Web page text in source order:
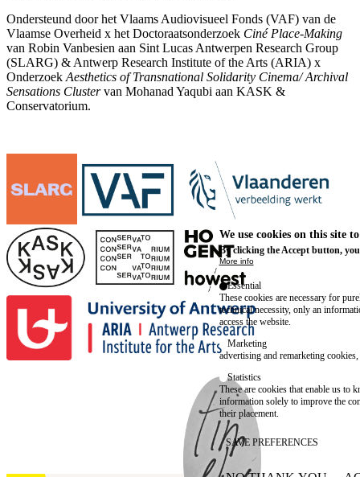
Ondersteund door het Vlaams Audiovisueel Fonds (VAF) van de
Vlaamse Overheid x het Doctoraatsonderzoek Ciné Place-Making
van Robin Vanbesien aan Sint Lucas Antwerpen Research Group
(SLARG) & Antwerp Research Institute of the Arts (ARIA) x
OnderzoekAesthetics of Transnational Solidarity Cinema/ Archival
Sensations Clustervan Mohanad Yaqubi aan KASK &
Conservatorium.
We use cookies on this site
By clicking the Accept button,
More info
Essential
These cookies are necessary for
technical necessity, only an
access the website.
Marketing
advertising and remarketing cookies,
Statistics
These are cookies that enable us to
information solely to improve the
their placement.
SAVE PREFERENCES